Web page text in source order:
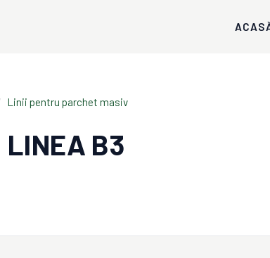
Linii pentru parchet masiv
LINEA B3